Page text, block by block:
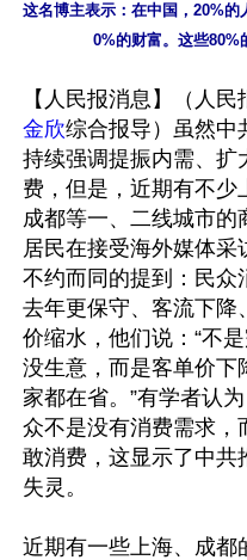
这名博主表示：在中国，20%
0%的财富。这些80%
【人民报消息】（人民
金欣综合报导）虽然中
持续强调提振内需、扩
费，但是，近期有不少
成都等一、二线城市的
居民在接受海外媒体采
不约而同的提到：民众
去年更保守、客流下降
价缩水，他们说：“不
没生意，而是客单价下
家都在省。”有学者认
众不是没有消费需求，
敢消费，这显示了中共
失灵。
近期有一些上海、成都